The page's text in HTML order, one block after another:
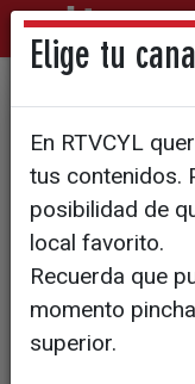
Los
siguen
margen a
decidir
Elige tu
En RTVCYL
tus contenidos.
posibilidad de
local favorito.
Recuerda que
momento
superior.